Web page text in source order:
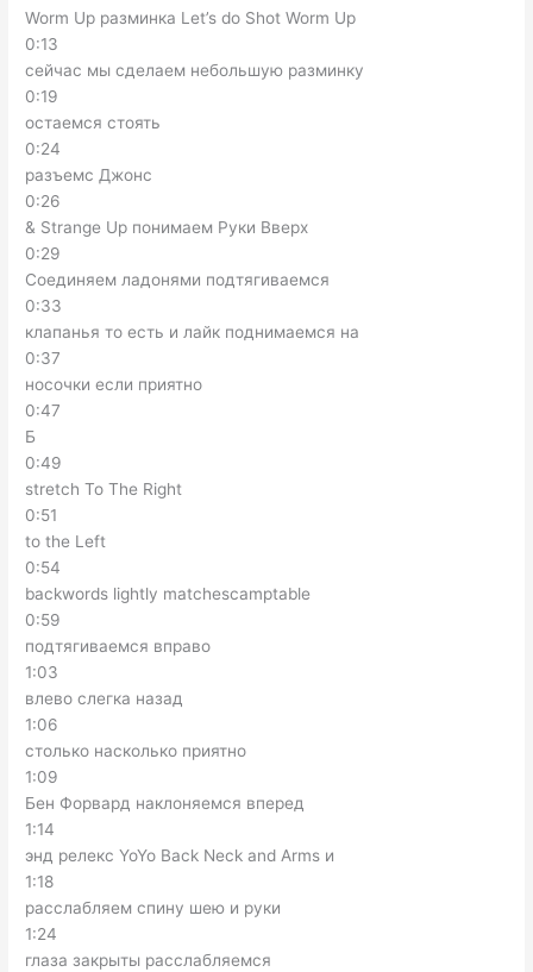
Worm Up разминка Let’s do Shot Worm Up
0:13
сейчас мы сделаем небольшую разминку
0:19
остаемся стоять
0:24
разъемс Джонс
0:26
& Strange Up понимаем Руки Вверх
0:29
Соединяем ладонями подтягиваемся
0:33
клапанья то есть и лайк поднимаемся на
0:37
носочки если приятно
0:47
Б
0:49
stretch To The Right
0:51
to the Left
0:54
backwords lightly matchescamptable
0:59
подтягиваемся вправо
1:03
влево слегка назад
1:06
столько насколько приятно
1:09
Бен Форвард наклоняемся вперед
1:14
энд релекс YoYo Back Neck and Arms и
1:18
расслабляем спину шею и руки
1:24
глаза закрыты расслабляемся